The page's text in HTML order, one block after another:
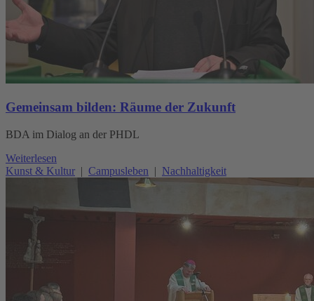
Gemeinsam bilden: Räume der Zukunft
BDA im Dialog an der PHDL
Weiterlesen
Kunst & Kultur | Campusleben | Nachhaltigkeit